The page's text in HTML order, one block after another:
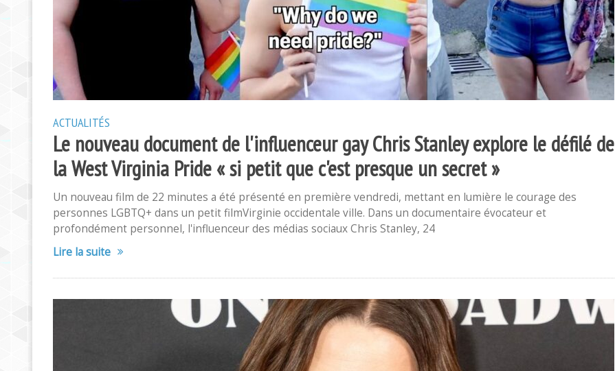
ACTUALITÉS
Le nouveau document de l'influenceur gay Chris Stanley explore le défilé de
la West Virginia Pride « si petit que c'est presque un secret »
Un nouveau film de 22 minutes a été présenté en première vendredi, mettant en lumière le courage des
personnes LGBTQ+ dans un petit filmVirginie occidentale ville. Dans un documentaire évocateur et
profondément personnel, l'influenceur des médias sociaux Chris Stanley, 24
Lire la suite